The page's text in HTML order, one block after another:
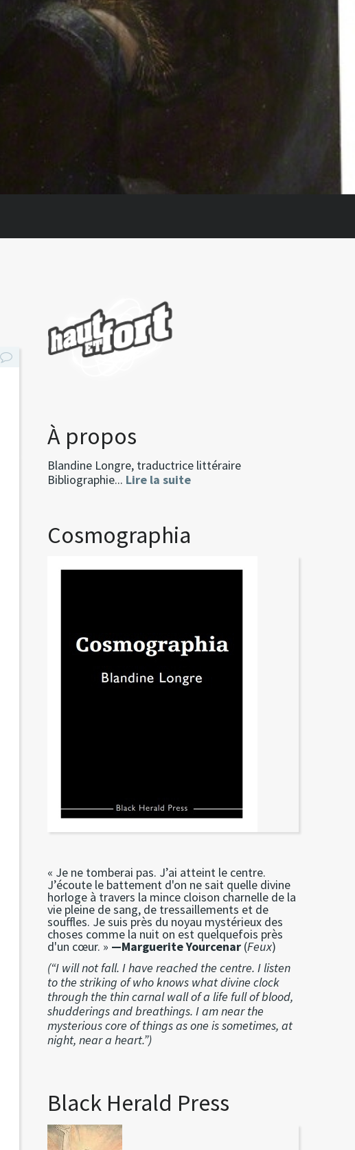
À propos
Blandine Longre, traductrice littéraire
Bibliographie... Lire la suite
Cosmographia
« Je ne tomberai pas. J’ai atteint le centre.
J’écoute le battement d'on ne sait quelle divine
horloge à travers la mince cloison charnelle de la
vie pleine de sang, de tressaillements et de
souffles. Je suis près du noyau mystérieux des
choses comme la nuit on est quelquefois près
d'un cœur. » —Marguerite Yourcenar(Feux)
(“I will not fall. I have reached the centre. I listen
to the striking of who knows what divine clock
through the thin carnal wall of a life full of blood,
shudderings and breathings. I am near the
mysterious core of things as one is sometimes, at
night, near a heart.”)
Black Herald Press